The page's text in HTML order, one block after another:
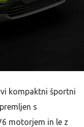
kompaktni športni
s
motorjem in le z